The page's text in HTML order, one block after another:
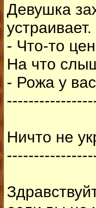
Девушка
- Что-то
На что
- Рожа у
Ничто не